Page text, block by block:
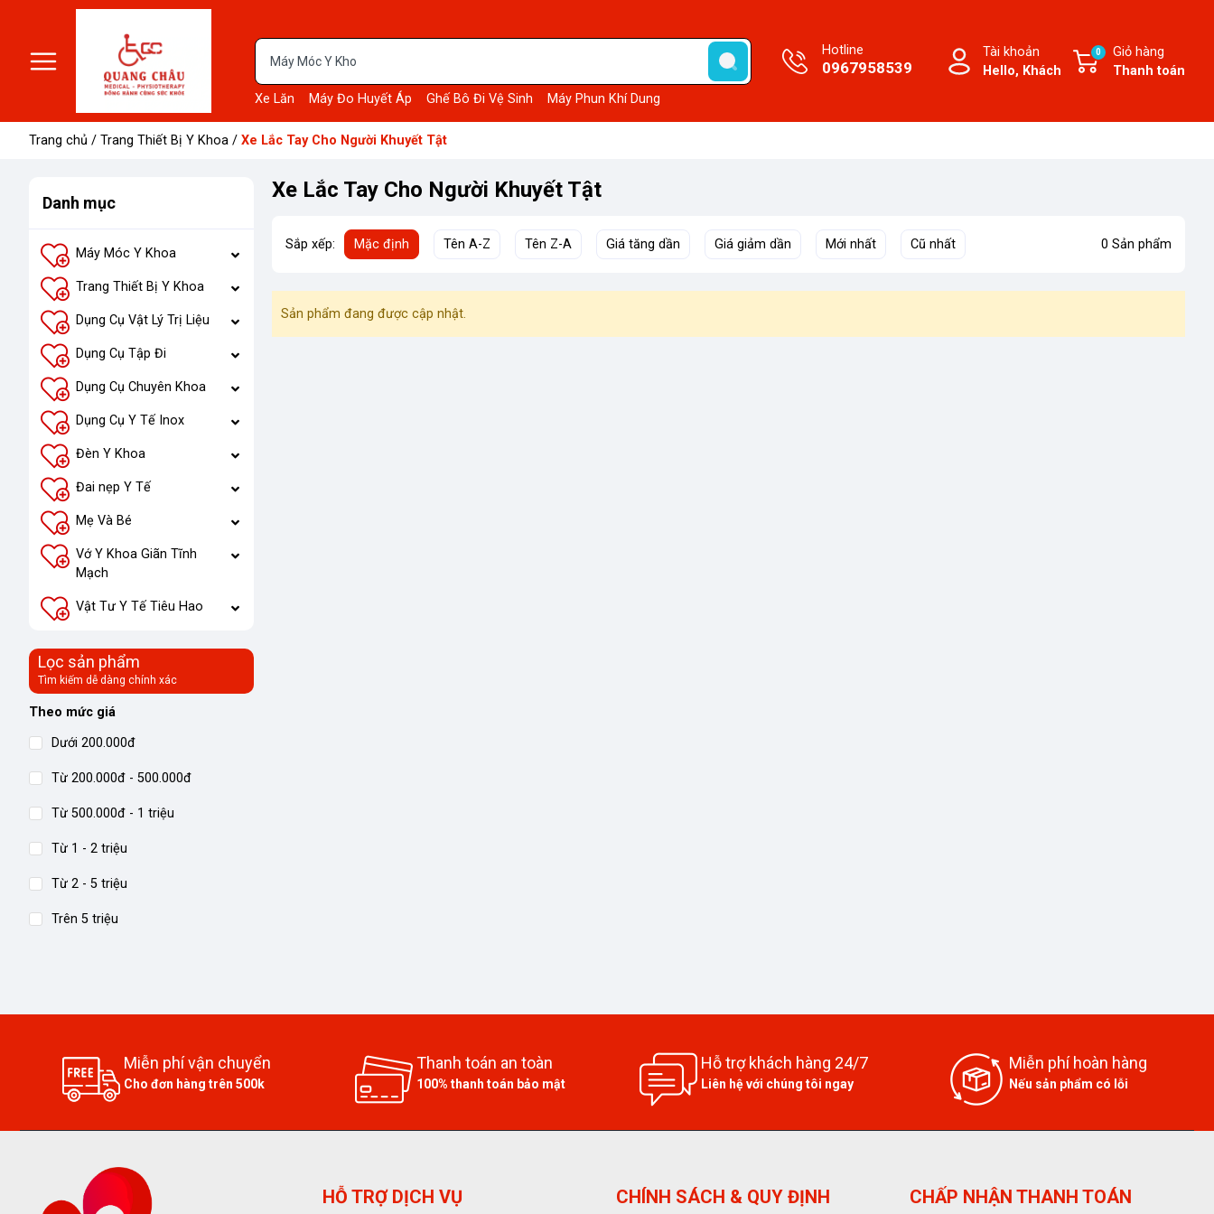
Xe Lăn Máy Đo Huyết Áp Ghế Bô Đi Vệ Sinh Máy Phun Khí Dung
Hotline
0967958539
Tài khoản
Hello, Khách
Giỏ hàng
Thanh toán
0
Trang chủ / Trang Thiết Bị Y Khoa / Xe Lắc Tay Cho Người Khuyết Tật
Danh mục
Máy Móc Y Khoa
Trang Thiết Bị Y Khoa
Dụng Cụ Vật Lý Trị Liệu
Dụng Cụ Tập Đi
Dụng Cụ Chuyên Khoa
Dụng Cụ Y Tế Inox
Đèn Y Khoa
Đai nẹp Y Tế
Mẹ Và Bé
Vớ Y Khoa Giãn Tĩnh
Mạch
Vật Tư Y Tế Tiêu Hao
Lọc sản phẩm
Tìm kiếm dễ dàng chính xác
Theo mức giá
Dưới 200.000đ
Từ 200.000đ - 500.000đ
Từ 500.000đ - 1 triệu
Từ 1 - 2 triệu
Từ 2 - 5 triệu
Trên 5 triệu
Xe Lắc Tay Cho Người Khuyết Tật
Sắp xếp: Mặc định Tên A-Z Tên Z-A Giá tăng dần Giá giảm dần Mới nhất Cũ nhất 0 Sản phẩm
Sản phẩm đang được cập nhật.
Miễn phí vận chuyển
Cho đơn hàng trên 500k
Thanh toán an toàn
100% thanh toán bảo mật
Hỗ trợ khách hàng 24/7
Liên hệ với chúng tôi ngay
Miễn phí hoàn hàng
Nếu sản phẩm có lỗi
HỖ TRỢ DỊCH VỤ CHÍNH SÁCH & QUY ĐỊNH CHẤP NHẬN THANH TOÁN